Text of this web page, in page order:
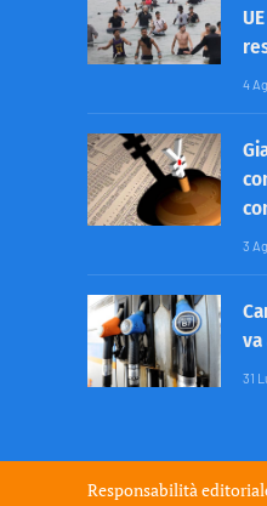
4
3
31
Responsabilità